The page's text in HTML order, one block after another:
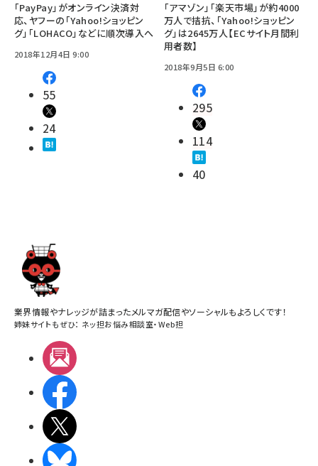
「PayPay」がオンライン決済対
応、ヤフーの「Yahoo!ショッピン
グ」「LOHACO」などに順次導入へ
2018年12月4日 9:00
55
24
「アマゾン」「楽天市場」が約4000
万人で拮抗、「Yahoo!ショッピン
グ」は2645万人【ECサイト月間利
用者数】
2018年9月5日 6:00
295
114
40
業界情報やナレッジが詰まったメルマガ配信やソーシャルもよろしくです！
姉妹サイトもぜひ： ネッ担お悩み相談室・Web担